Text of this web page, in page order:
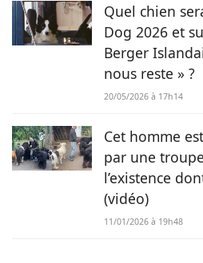
Quel chien
Dog 2026 et
Berger
nous reste » ?
20/05/2026 à 17h14
Cet homme
par une
l’existence
(vidéo)
11/01/2026 à 19h48